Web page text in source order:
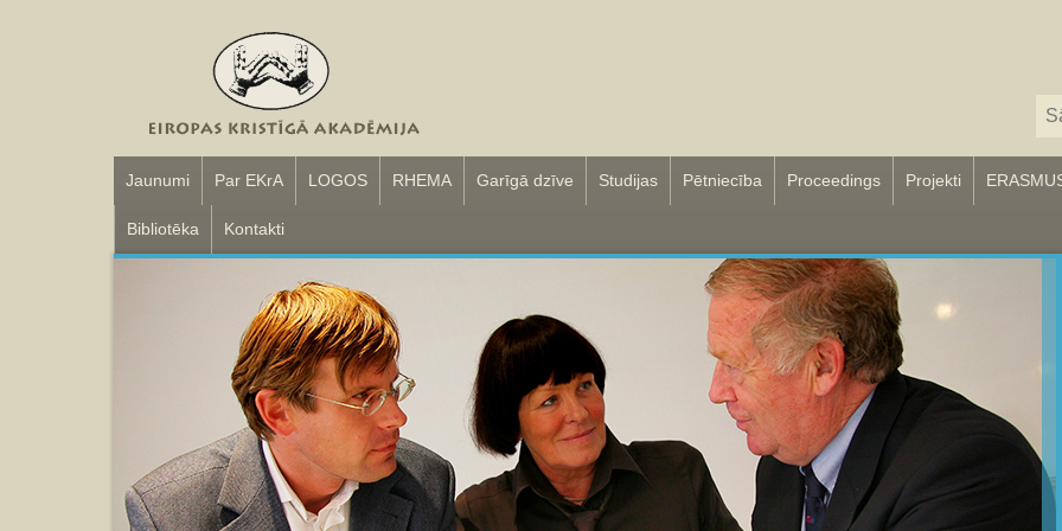
Jaunumi Par EKrA LOGOS RHEMA Garīgā dzīve Studijas Pētniecība Proceedings Projekti
Bibliotēka Kontakti